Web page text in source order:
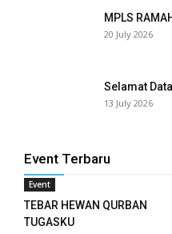
panel
panel
MPLS
20 July 2026
Selamat
13 July 2026
Event Terbaru
Event
TEBAR HEWAN QURBAN
TUGASKU